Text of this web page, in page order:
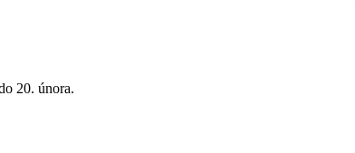
20. února.